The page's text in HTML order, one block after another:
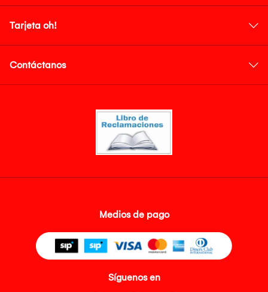
Tarjeta oh!
Contáctanos
Medios de pago
Síguenos en